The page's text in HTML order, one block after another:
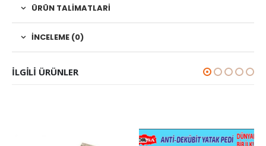
ÜRÜN TALIMATLARI
İNCELEME (0)
ILGILI ÜRÜNLER